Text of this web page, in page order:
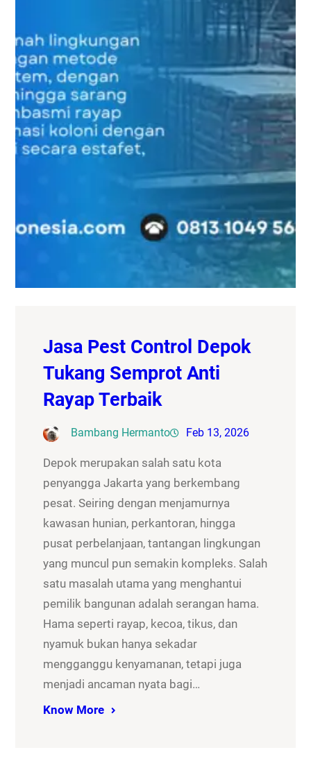
Jasa Pest Control Depok
Tukang Semprot Anti
Rayap Terbaik
Bambang Hermanto Feb 13, 2026
Depok merupakan salah satu kota
penyangga Jakarta yang berkembang
pesat. Seiring dengan menjamurnya
kawasan hunian, perkantoran, hingga
pusat perbelanjaan, tantangan lingkungan
yang muncul pun semakin kompleks. Salah
satu masalah utama yang menghantui
pemilik bangunan adalah serangan hama.
Hama seperti rayap, kecoa, tikus, dan
nyamuk bukan hanya sekadar
mengganggu kenyamanan, tetapi juga
menjadi ancaman nyata bagi…
Know More